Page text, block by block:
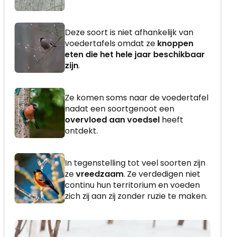
Deze soort is niet afhankelijk van
voedertafels omdat ze knoppen
eten die het hele jaar beschikbaar
zijn.
Ze komen soms naar de voedertafel
nadat een soortgenoot een
overvloed aan voedsel heeft
ontdekt.
In tegenstelling tot veel soorten zijn
zevreedzaam. Ze verdedigen niet
continu hun territorium en voeden
zich zij aan zij zonder ruzie te maken.